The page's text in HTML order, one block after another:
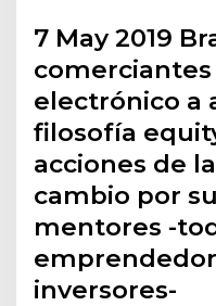
7 May 2019
electrónico a
filosofía
acciones de
cambio por
mentores -
inversores-